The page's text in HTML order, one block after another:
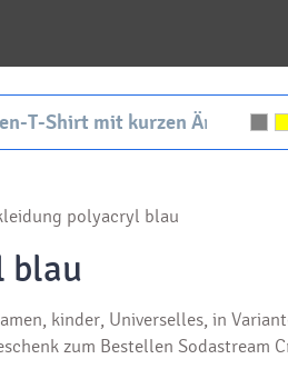
polyacryl blau
blau
kinder, Universelles, in
zum Bestellen Sodastream